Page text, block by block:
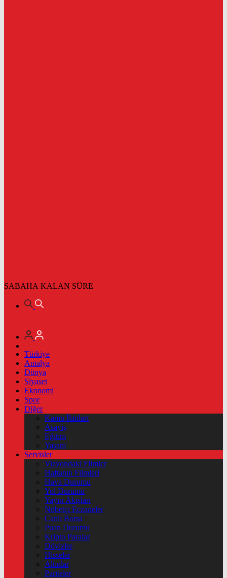
SABAHA KALAN SÜRE
Türkiye
Antalya
Dünya
Siyaset
Ekonomi
Spor
Diğer
Kamu İlanları
Asayiş
Eğitim
Yaşam
Servisler
Vizyondaki Filmler
Haftanin Filmleri
Hava Durumu
Yol Durumu
Yayın Akışları
Nöbetçi Eczaneler
Canlı Borsa
Puan Durumu
Kripto Paralar
Dövizler
Hisseler
Altınlar
Pariteler